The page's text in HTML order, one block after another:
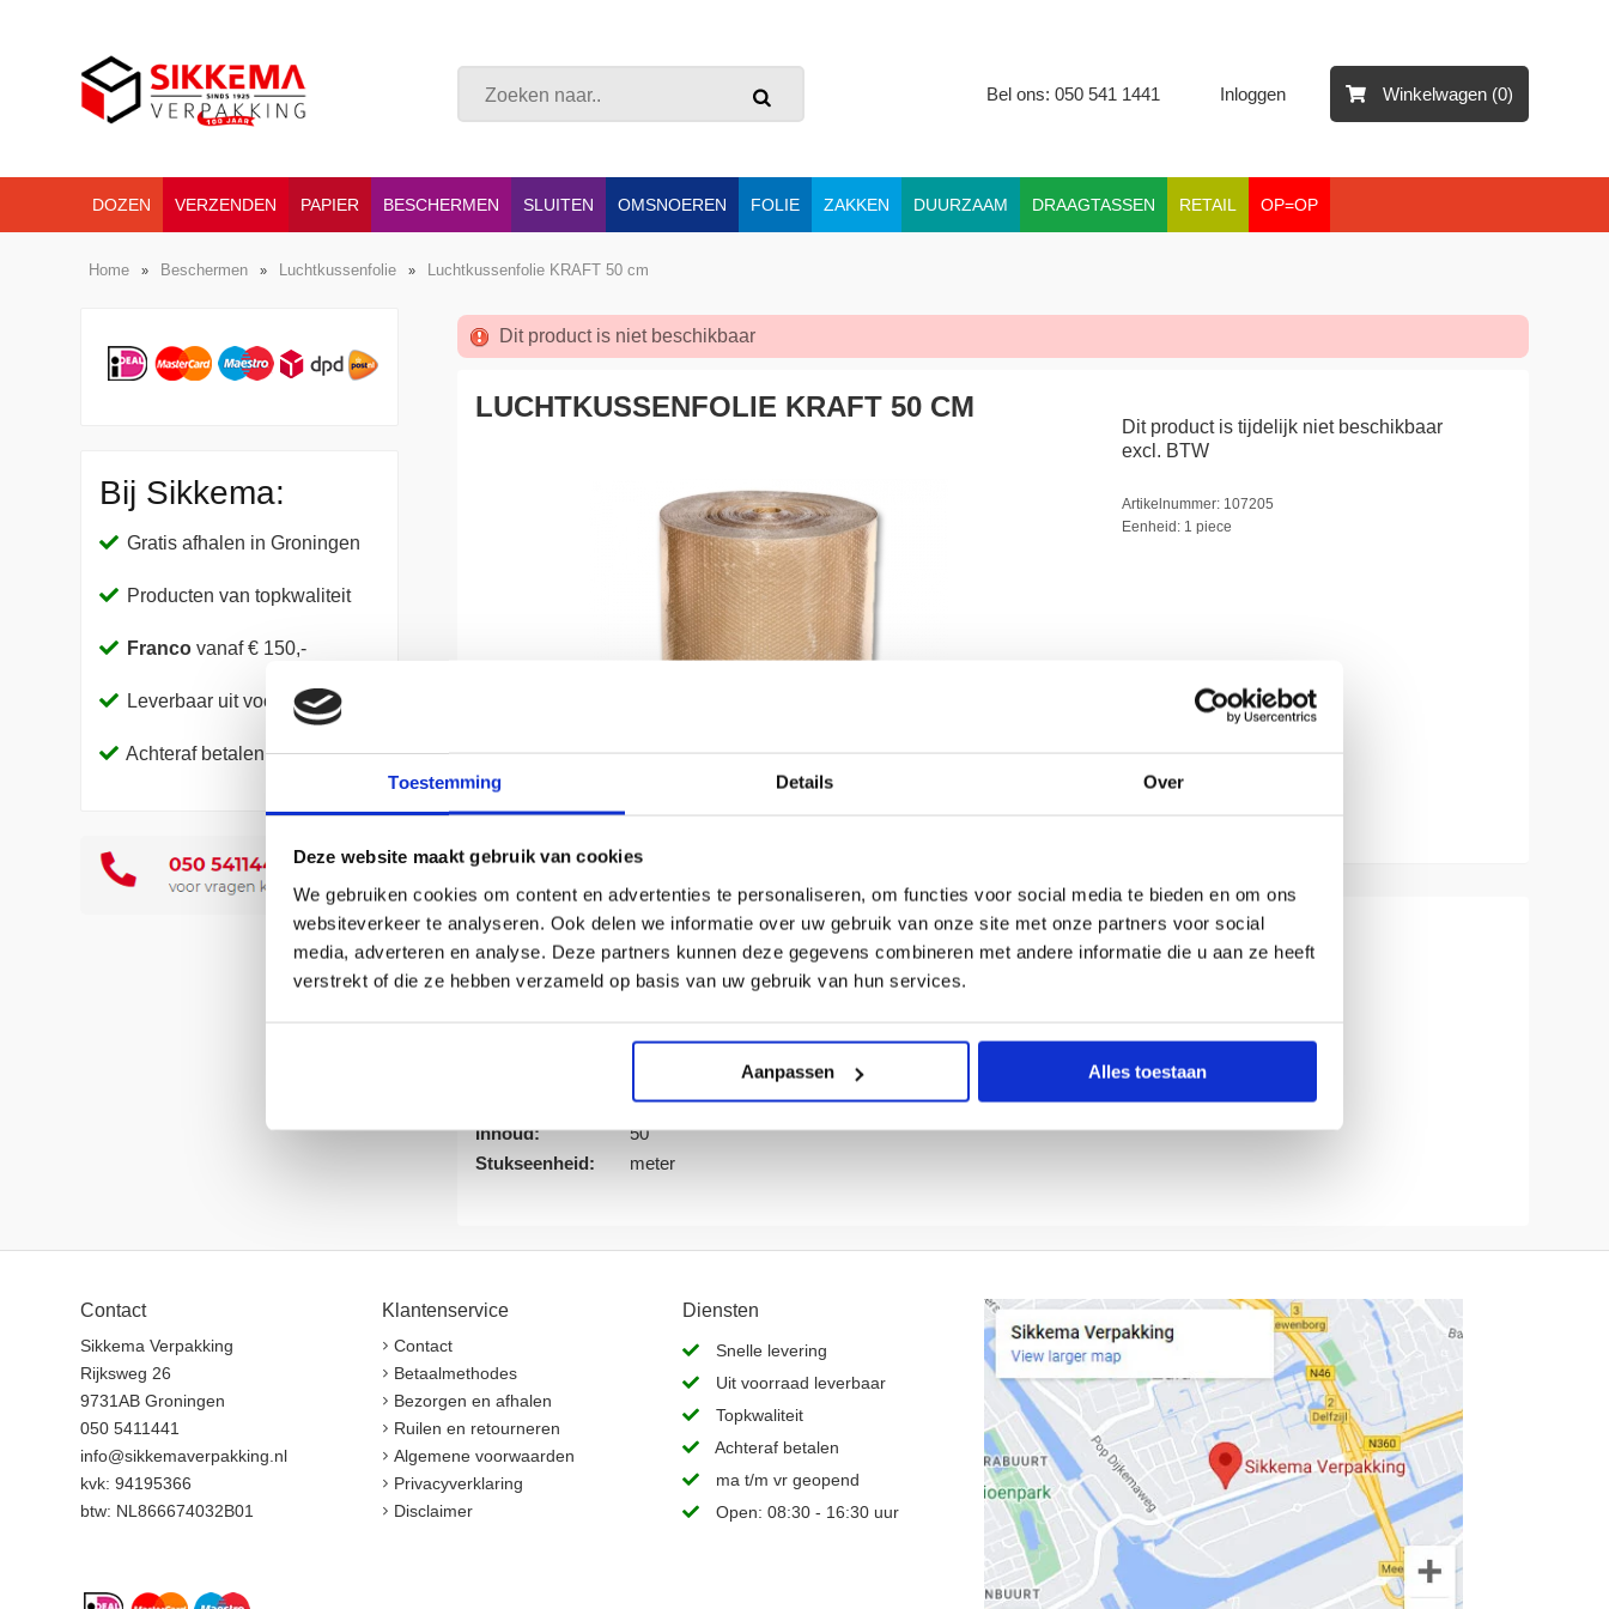
Toestemming Details Over
Deze website maakt gebruik van cookies
We gebruiken cookies om content en advertenties te personaliseren, om functies voor social media te bieden en om ons
websiteverkeer te analyseren. Ook delen we informatie over uw gebruik van onze site met onze partners voor social
media, adverteren en analyse. Deze partners kunnen deze gegevens combineren met andere informatie die u aan ze heeft
verstrekt of die ze hebben verzameld op basis van uw gebruik van hun services.
Aanpassen Alles toestaan
Bel ons: 050 541 1441 Inloggen Winkelwagen (0)
DOZEN VERZENDEN PAPIER BESCHERMEN SLUITEN OMSNOEREN FOLIE ZAKKEN DUURZAAM DRAAGTASSEN RETAIL OP=OP
Home » Beschermen » Luchtkussenfolie » Luchtkussenfolie KRAFT 50 cm
Bij Sikkema:
Gratis afhalen in Groningen
Producten van topkwaliteit
Francovanaf € 150,-
Leverbaar uit voorraad
Achteraf betalen
Dit product is niet beschikbaar
LUCHTKUSSENFOLIE KRAFT 50 CM
Dit product is tijdelijk niet beschikbaar
excl. BTW
Artikelnummer: 107205
Eenheid: 1 piece
Artikelnummer:
107205
Verpakking:
50
75 my. folie, 70 grams kraft
50 cm.
Inhoud:
50
Stukseenheid:
meter
Contact
Sikkema Verpakking
Rijksweg 26
9731AB Groningen
050 5411441
info@sikkemaverpakking.nl
kvk: 94195366
btw: NL866674032B01
Klantenservice
Contact
Betaalmethodes
Bezorgen en afhalen
Ruilen en retourneren
Algemene voorwaarden
Privacyverklaring
Disclaimer
Diensten
Snelle levering
Uit voorraad leverbaar
Topkwaliteit
Achteraf betalen
ma t/m vr geopend
Open: 08:30 - 16:30 uur